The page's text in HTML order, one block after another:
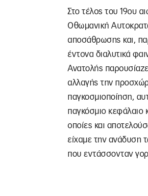
Στο τέλος του 19ου
Οθωμανική
αποσάθρωσης και,
έντονα διαλυτικά
Ανατολής
αλλαγής την
παγκοσμιοποίηση,
παγκόσμιο κεφάλαιο
οποίες και
είχαμε την ανάδυση
που εντάσσονταν